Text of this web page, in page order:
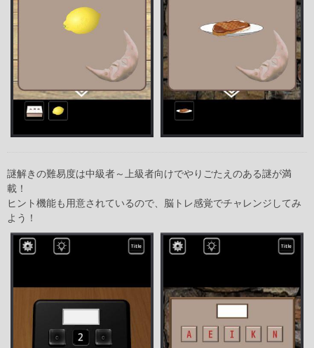
謎解きの難易度は中級者～上級者向けでやりごたえのある謎が満
載！
ヒント機能も用意されているので、脳トレ感覚でチャレンジしてみ
よう！